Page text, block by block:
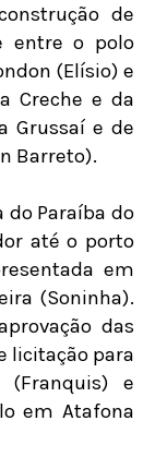
de
entre o polo
(Elísio) e
Creche e da
Grussaí e de
Barreto).
do Paraíba do
até o porto
em
(Soninha).
das
licitação para
(Franquis) e
em Atafona